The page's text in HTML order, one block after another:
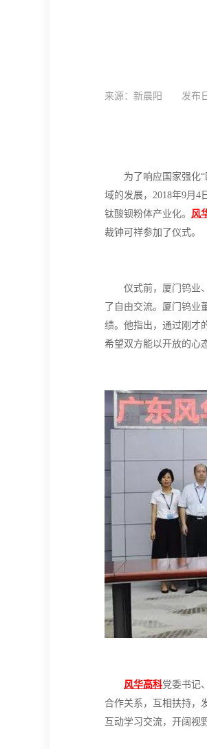
来源：新晨阳 发布
为了响应国家强化
域的发展，2018年9月
钛酸钡粉体产业化。 风
裁钟可祥参加了仪式。
仪式前，厦门钨业
了自由交流。厦门钨
绩。他指出，通过刚才
希望双方能以开放的心
风华高科党委书记
合作关系，互相扶持，
互动学习交流，开阔视